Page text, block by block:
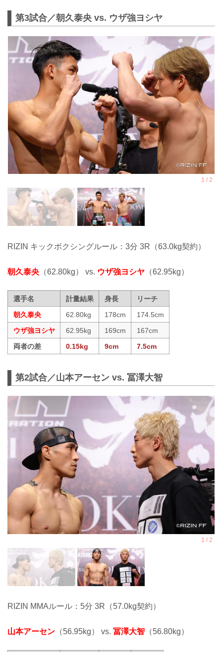
第3試合／朝久泰央 vs. ウザ強ヨシヤ
RIZIN キックボクシングルール：3分 3R（63.0kg契約）
朝久泰央 （62.80kg） vs. ウザ強ヨシヤ （62.95kg）
選手名 計量結果 身長
リーチ
朝久泰央
62.80kg 178cm
174.5cm
ウザ強ヨシヤ
62.95kg 169cm
167cm
両者の差
0.15kg 9cm 7.5cm
第2試合／山本アーセン vs. 冨澤大智
RIZIN MMAルール：5分 3R（57.0kg契約）
山本アーセン （56.95kg） vs. 冨澤大智 （56.80kg）